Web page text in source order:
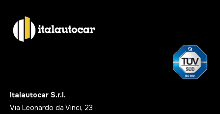
Italautocar S.r.l.
Via Leonardo da Vinci, 23